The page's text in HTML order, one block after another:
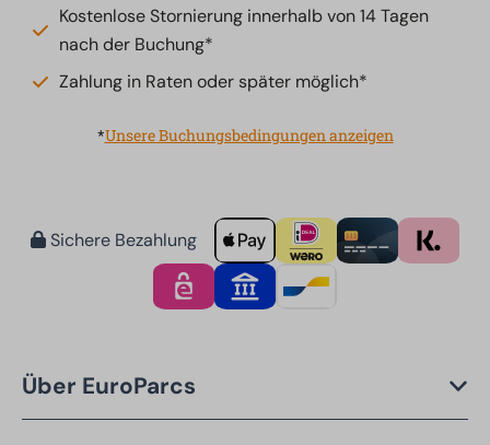
Kostenlose Stornierung innerhalb von 14 Tagen
nach der Buchung*
Zahlung in Raten oder später möglich*
*Unsere Buchungsbedingungen anzeigen
Sichere Bezahlung
Über EuroParcs